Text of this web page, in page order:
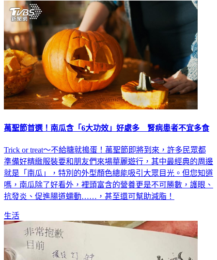
萬聖節首選！南瓜含「6大功效」好處多 腎病患者不宜多食
Trick or treat～不給糖就搗蛋！萬聖節即將到來，許多民眾都
準備好精緻服裝要和朋友們來場華麗遊行，其中最經典的周邊
就是「南瓜」，特別的外型顏色總能吸引大眾目光。但您知道
嗎，南瓜除了好看外，裡頭富含的營養更是不可勝數，護眼、
抗發炎、促進腸道蠕動……，甚至還可幫助減脂！
生活